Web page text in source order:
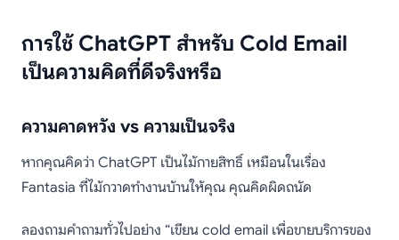
การใช้ ChatGPT สำหรับ Cold Email
เป็นความคิดที่ดีจริงหรือ
ความคาดหวัง vs ความเป็นจริง
หากคุณคิดว่า ChatGPT เป็นไม้กายสิทธิ์ เหมือนในเรื่อง
Fantasia ที่ไม้กวาดทำงานบ้านให้คุณ คุณคิดผิดถนัด
ลองถามคำถามทั่วไปอย่าง “เขียน cold email เพื่อขายบริการของ